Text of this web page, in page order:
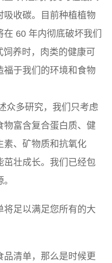
吸收碳。目前种植植物
60 年内彻底破坏我们
养时，肉类的健康可
福于我们的环境和食物
众多研究，我们只考虑
物富含复合蛋白质、健
素、矿物质和抗氧化
茁壮成长。我们已经包
足以满足您所有的大
清单，那么是时候更